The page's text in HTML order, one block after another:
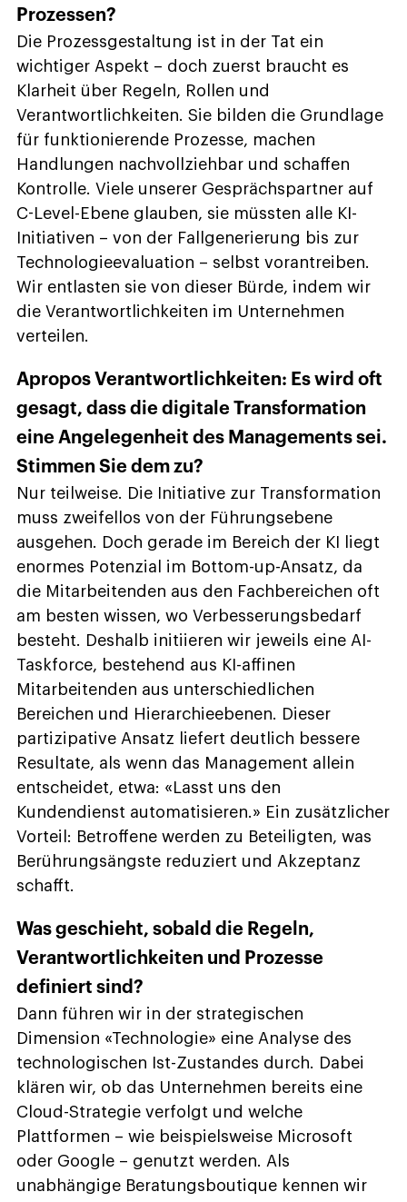
Prozessen?
Die Prozessgestaltung ist in der Tat ein
wichtiger Aspekt – doch zuerst braucht es
Klarheit über Regeln, Rollen und
Verantwortlichkeiten. Sie bilden die Grundlage
für funktionierende Prozesse, machen
Handlungen nachvollziehbar und schaffen
Kontrolle. Viele unserer Gesprächspartner auf
C-Level-Ebene glauben, sie müssten alle KI-
Initiativen – von der Fallgenerierung bis zur
Technologieevaluation – selbst vorantreiben.
Wir entlasten sie von dieser Bürde, indem wir
die Verantwortlichkeiten im Unternehmen
verteilen.
Apropos Verantwortlichkeiten: Es wird oft
gesagt, dass die digitale Transformation
eine Angelegenheit des Managements sei.
Stimmen Sie dem zu?
Nur teilweise. Die Initiative zur Transformation
muss zweifellos von der Führungsebene
ausgehen. Doch gerade im Bereich der KI liegt
enormes Potenzial im Bottom-up-Ansatz, da
die Mitarbeitenden aus den Fachbereichen oft
am besten wissen, wo Verbesserungsbedarf
besteht. Deshalb initiieren wir jeweils eine AI-
Taskforce, bestehend aus KI-affinen
Mitarbeitenden aus unterschiedlichen
Bereichen und Hierarchieebenen. Dieser
partizipative Ansatz liefert deutlich bessere
Resultate, als wenn das Management allein
entscheidet, etwa: «Lasst uns den
Kundendienst automatisieren.» Ein zusätzlicher
Vorteil: Betroffene werden zu Beteiligten, was
Berührungsängste reduziert und Akzeptanz
schafft.
Was geschieht, sobald die Regeln,
Verantwortlichkeiten und Prozesse
definiert sind?
Dann führen wir in der strategischen
Dimension «Technologie» eine Analyse des
technologischen Ist-Zustandes durch. Dabei
klären wir, ob das Unternehmen bereits eine
Cloud-Strategie verfolgt und welche
Plattformen – wie beispielsweise Microsoft
oder Google – genutzt werden. Als
unabhängige Beratungsboutique kennen wir